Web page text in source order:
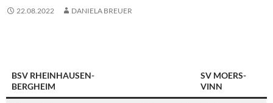
22.08.2022 DANIELA BREUER
BSV RHEINHAUSEN-
BERGHEIM
SV MOERS-
VINN